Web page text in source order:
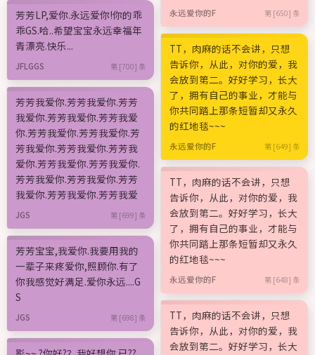
芳芳LP,爱你.永远爱你!你的乖
乖GS.哈..希望宝宝永远幸福年
青漂亮.快乐...
JFLGGS 第 [700] 条
芳芳我爱你.芳芳我爱你.芳芳
我爱你.芳芳我爱你.芳芳我爱
你.芳芳我爱你.芳芳我爱你.芳
芳我爱你.芳芳我爱你.芳芳我
爱你.芳芳我爱你.芳芳我爱你.
芳芳我爱你.芳芳我爱你.芳芳
我爱你.芳芳我爱你.芳芳我爱
JGS 第 [699] 条
芳芳宝宝,我爱你.我要用我的
一辈子来疼爱你,照顾你.有了
你我感觉好满足.爱你永远....G
S
JGS 第 [698] 条
永远爱你的F 第 [650] 条
TT，肉麻的话不会讲，只想
告诉你，从此，对你的爱，我
会放到第二。好好学习，长大
了，拥有自己的事业，才能与
你共同踏上那条短暂却又永久
的红地毯~~~
永远爱你的F 第 [649] 条
TT，肉麻的话不会讲，只想
告诉你，从此，对你的爱，我
会放到第二。好好学习，长大
了，拥有自己的事业，才能与
你共同踏上那条短暂却又永久
的红地毯~~~
永远爱你的F 第 [648] 条
TT，肉麻的话不会讲，只想
告诉你，从此，对你的爱，我
会放到第二。好好学习，长大